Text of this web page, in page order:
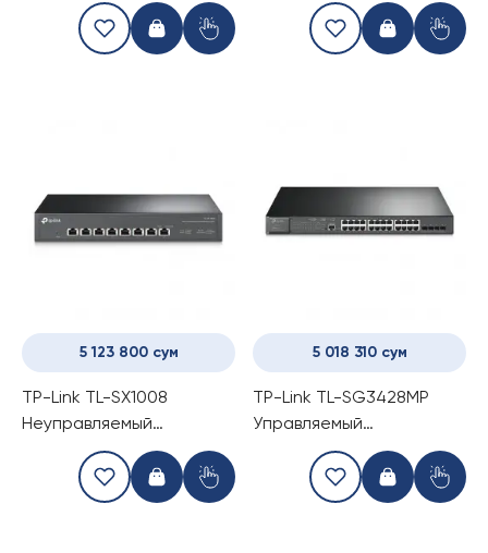
5 123 800 сум
TP-Link TL-SX1008
Неуправляемый
гигабитный коммутатор
5 018 310 сум
TP-Link TL-SG3428MP
Управляемый
Коммутатор (28-
портовый switch)